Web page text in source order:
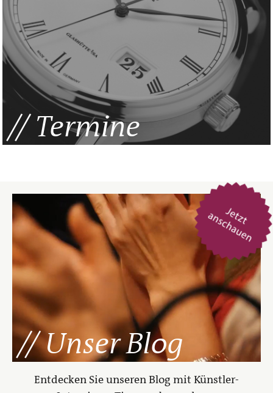
Termine
Unser Blog
Entdecken Sie unseren Blog mit Künstler-